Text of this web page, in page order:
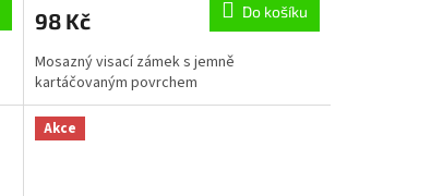
98 Kč Do košíku
Mosazný visací zámek s jemně
kartáčovaným povrchem
Akce